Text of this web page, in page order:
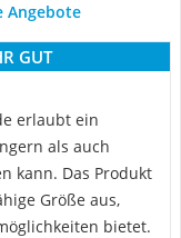
Angebote
GUT
erlaubt ein
als auch
kann. Das Produkt
Größe aus,
bietet.